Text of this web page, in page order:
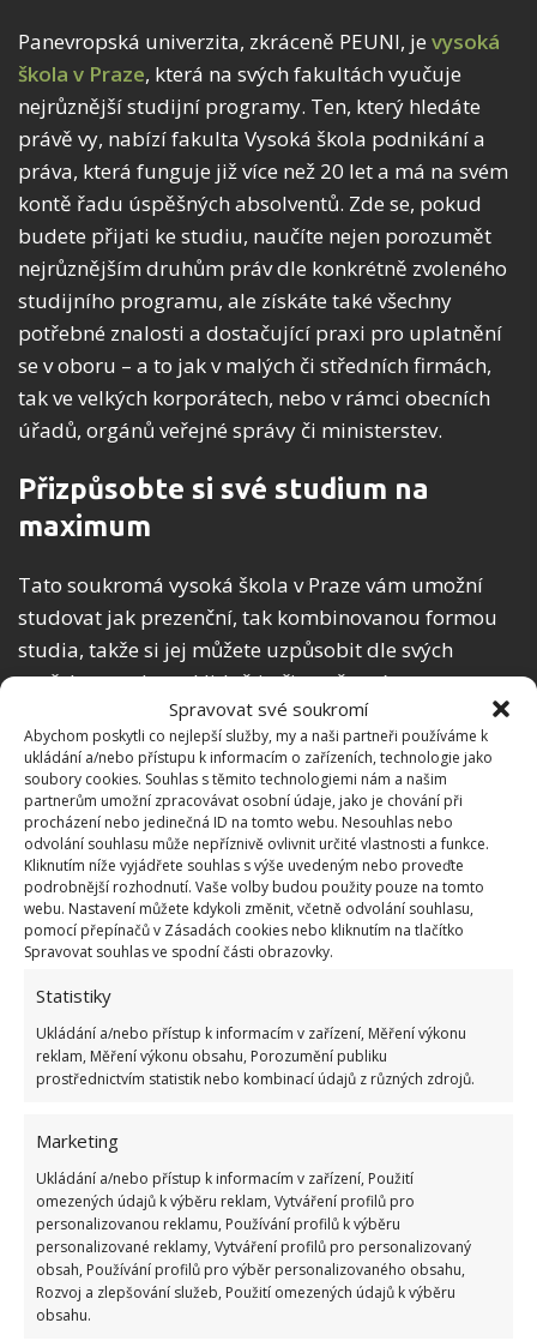
Spravovat své soukromí
Abychom poskytli co nejlepší služby, my a naši partneři používáme k
ukládání a/nebo přístupu k informacím o zařízeních, technologie jako
soubory cookies. Souhlas s těmito technologiemi nám a našim
partnerům umožní zpracovávat osobní údaje, jako je chování při
procházení nebo jedinečná ID na tomto webu. Nesouhlas nebo
odvolání souhlasu může nepříznivě ovlivnit určité vlastnosti a funkce.
Kliknutím níže vyjádřete souhlas s výše uvedeným nebo proveďte
podrobnější rozhodnutí. Vaše volby budou použity pouze na tomto
webu. Nastavení můžete kdykoli změnit, včetně odvolání souhlasu,
pomocí přepínačů v Zásadách cookies nebo kliknutím na tlačítko
Spravovat souhlas ve spodní části obrazovky.
Statistiky
Ukládání a/nebo přístup k informacím v zařízení, Měření výkonu
reklam, Měření výkonu obsahu, Porozumění publiku
prostřednictvím statistik nebo kombinací údajů z různých zdrojů.
Marketing
Ukládání a/nebo přístup k informacím v zařízení, Použití
omezených údajů k výběru reklam, Vytváření profilů pro
personalizovanou reklamu, Používání profilů k výběru
personalizované reklamy, Vytváření profilů pro personalizovaný
obsah, Používání profilů pro výběr personalizovaného obsahu,
Rozvoj a zlepšování služeb, Použití omezených údajů k výběru
obsahu.
Panevropská univerzita, zkráceně PEUNI, je vysoká
škola v Praze, která na svých fakultách vyučuje
nejrůznější studijní programy. Ten, který hledáte
právě vy, nabízí fakulta Vysoká škola podnikání a
práva, která funguje již více než 20 let a má na svém
kontě řadu úspěšných absolventů. Zde se, pokud
budete přijati ke studiu, naučíte nejen porozumět
nejrůznějším druhům práv dle konkrétně zvoleného
studijního programu, ale získáte také všechny
potřebné znalosti a dostačující praxi pro uplatnění
se v oboru – a to jak v malých či středních firmách,
tak ve velkých korporátech, nebo v rámci obecních
úřadů, orgánů veřejné správy či ministerstev.
Přizpůsobte si své studium na
maximum
Tato soukromá vysoká škola v Praze vám umožní
studovat jak prezenční, tak kombinovanou formou
studia, takže si jej můžete uzpůsobit dle svých
potřeb a studovat klidně i při současném
zaměstnání. Postupně si budete rozšiřovat své
znalosti, díky kterým budete po absolvování fakulty
schopni uplatnit se na náročném trhu práce. V rámci
svého studia budete spolupracovat se špičkovými
odborníky, kteří vám prozradí taje složitého právně-
podnikatelského světa.
Chcete-li se stát jedničkou ve svém oboru, zvolte
školu, která má smysl – rozhodně toho nebudete
litovat.
Jiří Kolář
Absolvent České zemědělské
univerzity, který je již od malička
velkým kutilem. V podstatě vše, co je
možné najít v j...[Více o autorovi]